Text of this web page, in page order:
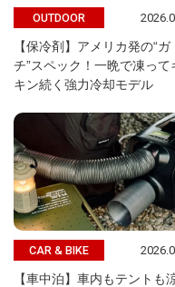
OUTDOOR
【保冷剤】アメリカ発の“ガ
チ”スペック！一晩で凍って
キン続く強力冷却モデル
CAR & BIKE
【車中泊】車内もテントも